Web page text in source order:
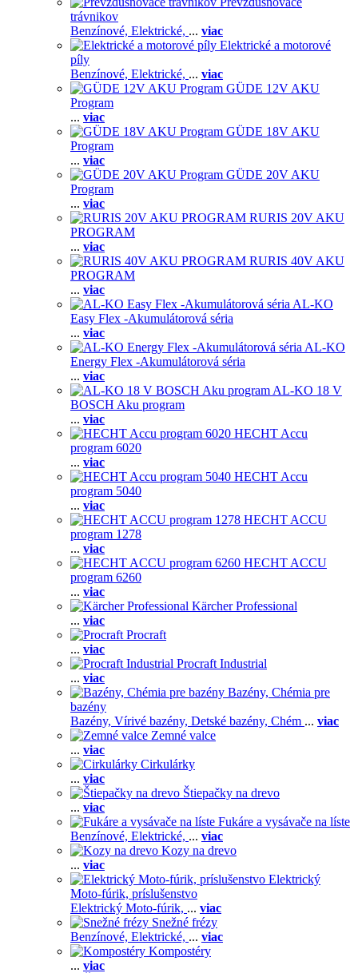
trávnikov
Benzínové, Elektrické, ... viac
Elektrické a motorové
píly
Benzínové, Elektrické, ... viac
GÜDE 12V AKU
Program
... viac
GÜDE 18V AKU
Program
... viac
GÜDE 20V AKU
Program
... viac
RURIS 20V AKU
PROGRAM
... viac
RURIS 40V AKU
PROGRAM
... viac
AL-KO
Easy Flex -Akumulátorová séria
... viac
AL-KO
Energy Flex -Akumulátorová séria
... viac
AL-KO 18 V
BOSCH Aku program
... viac
HECHT Accu
program 6020
... viac
HECHT Accu
program 5040
... viac
HECHT ACCU
program 1278
... viac
HECHT ACCU
program 6260
... viac
Kärcher Professional
... viac
Procraft
... viac
Procraft Industrial
... viac
Bazény, Chémia pre
bazény
Bazény, Vírivé bazény, Detské bazény, Chém ... viac
Zemné valce
... viac
Cirkulárky
... viac
Štiepačky na drevo
... viac
Fukáre a vysávače na líste
Benzínové, Elektrické, ... viac
Kozy na drevo
... viac
Elektrický
Moto-fúrik, príslušenstvo
Elektrický Moto-fúrik, ... viac
Snežné frézy
Benzínové, Elektrické, ... viac
Kompostéry
... viac